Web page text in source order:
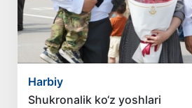
Harbiy
Shukronalik ko‘z yoshlari